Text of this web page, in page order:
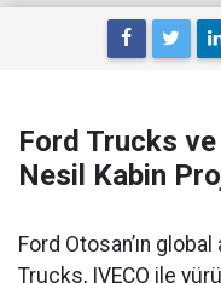
Ford Trucks ve
Nesil Kabin
Ford Otosan’ın
Trucks, IVECO ile